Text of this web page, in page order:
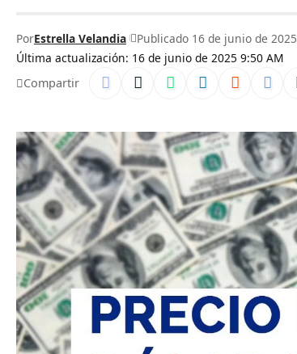
Última actualización: 16 de junio de 2025 9:50 AM
PorEstrella Velandia Publicado 16 de junio de 2025
Compartir